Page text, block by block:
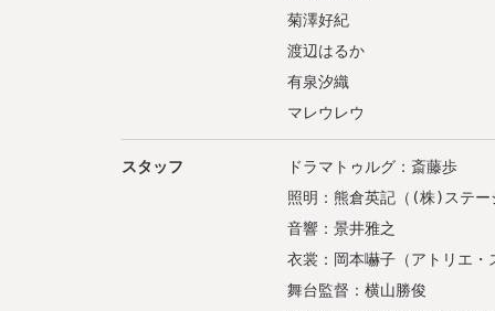
菊澤好紀
渡辺はるか
有泉汐織
マレウレウ
スタッフ
ドラマトゥルグ：斎藤歩
照明：熊倉英記（(株)ステー
音響：景井雅之
衣裳：岡本嚇子（アトリエ・
舞台監督：横山勝俊